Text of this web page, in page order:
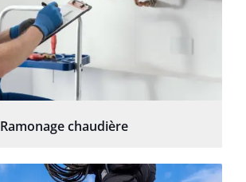
Ramonage chaudière